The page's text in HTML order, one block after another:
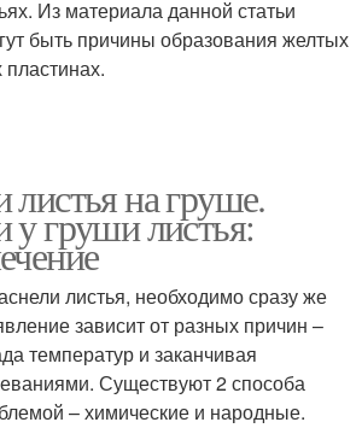
Из материала данной статьи
быть причины образования желтых
листья на груше.
у груши листья:
листья, необходимо сразу же
зависит от разных причин –
температур и заканчивая
Существуют 2 способа
– химические и народные.